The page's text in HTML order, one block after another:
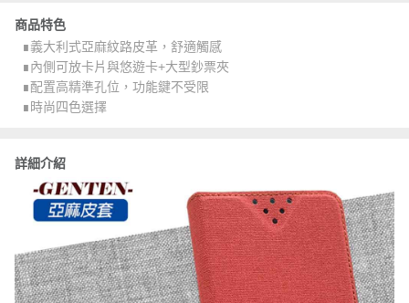
商品特色
∎義大利式亞麻紋路皮革，舒適觸感
∎內側可放卡片與悠遊卡+大型鈔票夾
∎配置高精準孔位，功能鍵不受限
∎時尚四色選擇
詳細介紹